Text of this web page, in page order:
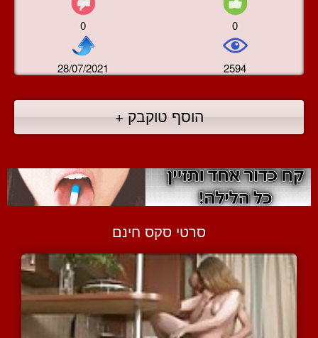
0 0
28/07/2021 2594
הוסף טוקבק +
סרטי סקס חינם